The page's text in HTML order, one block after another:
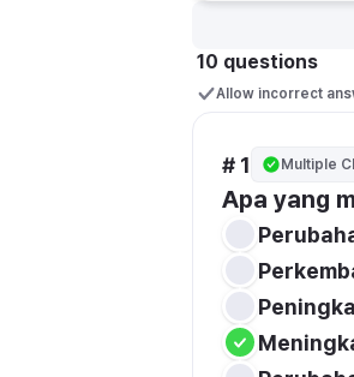
10 questions
Allow incorrect
# 1 Multiple
Apa yang